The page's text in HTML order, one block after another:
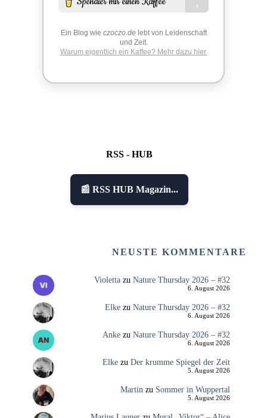
Ein Blog wie czoczo.delebt von Leidenschaft
und Zeit.
Warum eigentlich ein Kaffee? Mehr dazu hier.
RSS - HUB
📰 RSS HUB Magazin...
NEUSTE KOMMENTARE
Violettazu Nature Thursday 2026 – #32
6. August 2026
Elkezu Nature Thursday 2026 – #32
6. August 2026
Ankezu Nature Thursday 2026 – #32
6. August 2026
Elkezu Der krumme Spiegel der Zeit
5. August 2026
Martin zu Sommer in Wuppertal
5. August 2026